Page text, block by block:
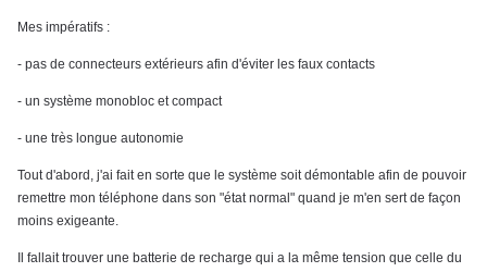
Mes impératifs :
- pas de connecteurs extérieurs afin d'éviter les faux contacts
- un système monobloc et compact
- une très longue autonomie
Tout d'abord, j'ai fait en sorte que le système soit démontable afin de pouvoir
remettre mon téléphone dans son "état normal" quand je m'en sert de façon
moins exigeante.
Il fallait trouver une batterie de recharge qui a la même tension que celle du